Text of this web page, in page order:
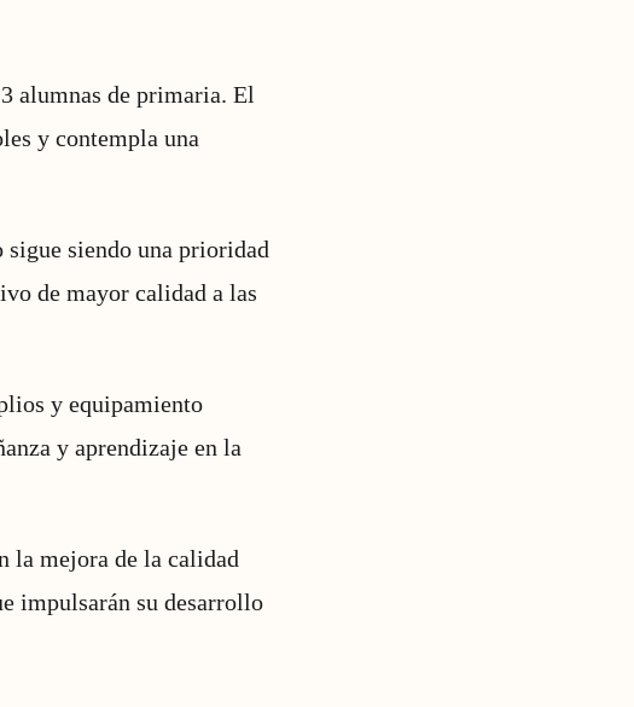
alumnas de primaria. El
y contempla una
sigue siendo una prioridad
de mayor calidad a las
y equipamiento
y aprendizaje en la
la mejora de la calidad
impulsarán su desarrollo